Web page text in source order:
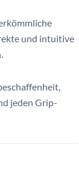
und intuitive
jeden Grip-